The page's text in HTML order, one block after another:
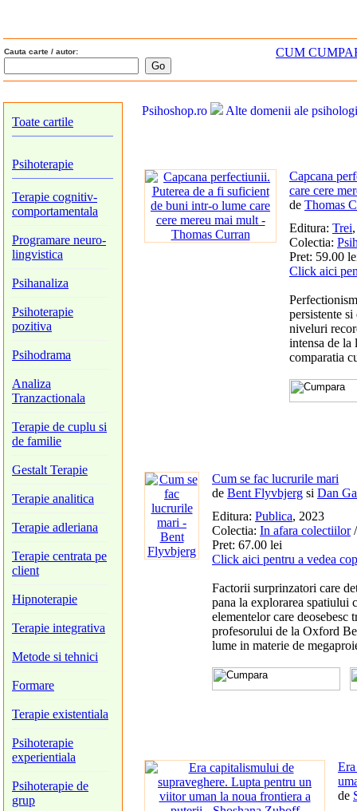
Cauta carte / autor: CUM
Toate cartile
Psihoterapie
Terapie cognitiv-
comportamentala
Programare neuro-
lingvistica
Psihanaliza
Psihoterapie
pozitiva
Psihodrama
Analiza
Tranzactionala
Terapie de cuplu si
de familie
Gestalt Terapie
Terapie analitica
Terapie adleriana
Terapie centrata pe
client
Hipnoterapie
Terapie integrativa
Metode si tehnici
Formare
Terapie existentiala
Psihoterapie
experientiala
Psihoterapie de
grup
Psihoshop.ro Alte domenii ale
Capcana
care cere
de Thomas
Editura: Trei
Colectia:
Pret: 59.00
Click aici
persistente
niveluri
intensa de la
comparatia
Cum se fac lucrurile mari
de Bent Flyvbjerg si Dan
Editura: Publica, 2023
Colectia: In afara colectiilor/
Pret: 67.00 lei
Click aici pentru a vedea
Factorii surprinzatori care
pana la explorarea spatiului
elementelor care deosebesc
profesorului de la Oxford
lume in materie de
de